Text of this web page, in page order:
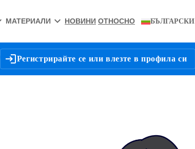
МАТЕРИАЛИ НОВИНИ ОТНОСНО БЪЛГАРСКИ
Регистрирайте се или влезте в профила си